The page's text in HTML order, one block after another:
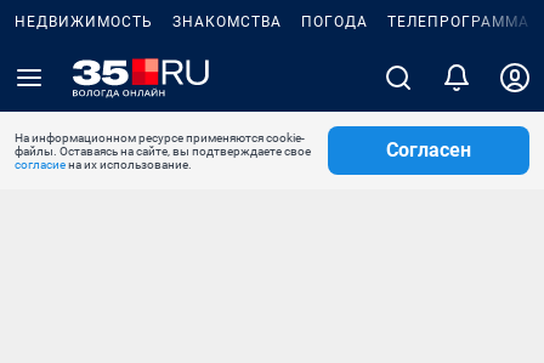
НЕДВИЖИМОСТЬ ЗНАКОМСТВА ПОГОДА ТЕЛЕПРОГРАММА
На информационном ресурсе применяются cookie-
файлы. Оставаясь на сайте, вы подтверждаете свое
согласиена их использование.
Согласен